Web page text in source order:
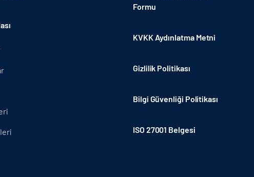
Formu
KVKK Aydınlatma Metni
Gizlilik Politikası
Bilgi Güvenliği Politikası
ISO 27001 Belgesi